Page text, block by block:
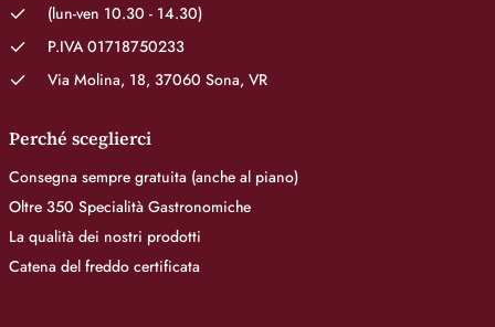
(lun-ven 10.30 - 14.30)
P.IVA 01718750233
Via Molina, 18, 37060 Sona, VR
Perché sceglierci
Consegna sempre gratuita (anche al piano)
Oltre 350 Specialità Gastronomiche
La qualità dei nostri prodotti
Catena del freddo certificata